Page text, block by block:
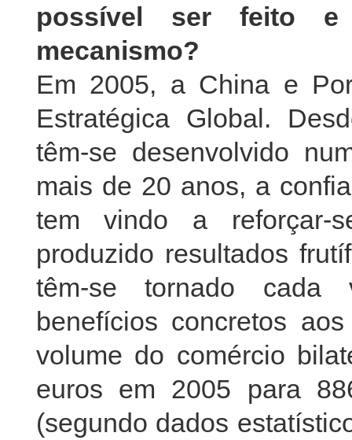
possível ser feito e
mecanismo?
Em 2005, a China e
Estratégica Global.
têm-se desenvolvido
mais de 20 anos, a
tem vindo a reforçar-
produzido resultados
têm-se tornado cada
benefícios concretos
volume do comércio
euros em 2005 para
(segundo dados